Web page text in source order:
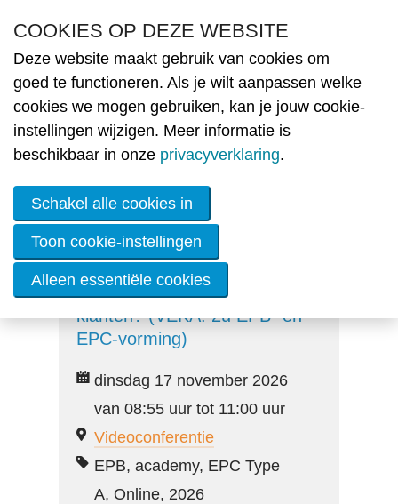
MENU
Webinar: EMS - Slim
energiebeheer in woningen:
wat werkt écht voor je
klanten? (VEKA: 2u EPB- en
EPC-vorming)
dinsdag 17 november 2026
van 08:55 uur tot 11:00 uur
Videoconferentie
EPB, academy, EPC Type
A, Online, 2026
COOKIES OP DEZE WEBSITE
Deze website maakt gebruik van cookies om
goed te functioneren. Als je wilt aanpassen welke
cookies we mogen gebruiken, kan je jouw cookie-
instellingen wijzigen. Meer informatie is
beschikbaar in onze privacyverklaring.
Schakel alle cookies in
Toon cookie-instellingen
Alleen essentiële cookies